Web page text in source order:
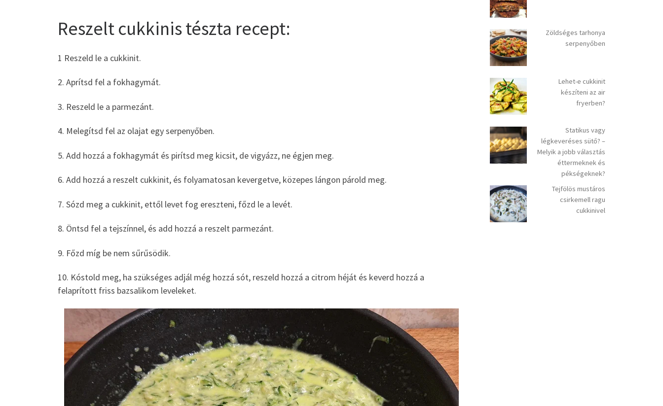
Reszelt cukkinis tészta recept:
1 Reszeld le a cukkinit.
2. Aprítsd fel a fokhagymát.
3. Reszeld le a parmezánt.
4. Melegítsd fel az olajat egy serpenyőben.
5. Add hozzá a fokhagymát és pirítsd meg kicsit, de vigyázz, ne égjen meg.
6. Add hozzá a reszelt cukkinit, és folyamatosan kevergetve, közepes lángon párold meg.
7. Sózd meg a cukkinit, ettől levet fog ereszteni, főzd le a levét.
8. Öntsd fel a tejszínnel, és add hozzá a reszelt parmezánt.
9. Főzd míg be nem sűrűsödik.
10. Kóstold meg, ha szükséges adjál még hozzá sót, reszeld hozzá a citrom héját és keverd hozzá a
felaprított friss bazsalikom leveleket.
Zöldséges tarhonya
serpenyőben
Lehet-e cukkinit
készíteni az air
fryerben?
Statikus vagy
légkeveréses sütő? –
Melyik a jobb választás
éttermeknek és
pékségeknek?
Tejfölös mustáros
csirkemell ragu
cukkinivel